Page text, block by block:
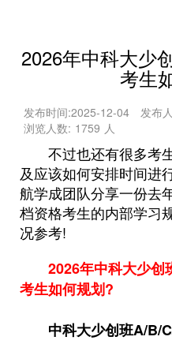
2026年中科大少
考生
发布时间:2025-12-04 发布
浏览人数: 1759 人
不过也还有很多考生
及应该如何安排时间进
航学成团队分享一份去
档资格考生的内部学习
况参考!
2026年中科大少创
考生如何规划?
中科大少创班A/B/C